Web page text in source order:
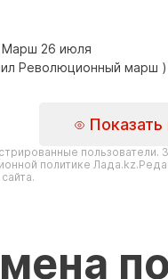
Марш 26 июля
Революционный марш
Показать
политике